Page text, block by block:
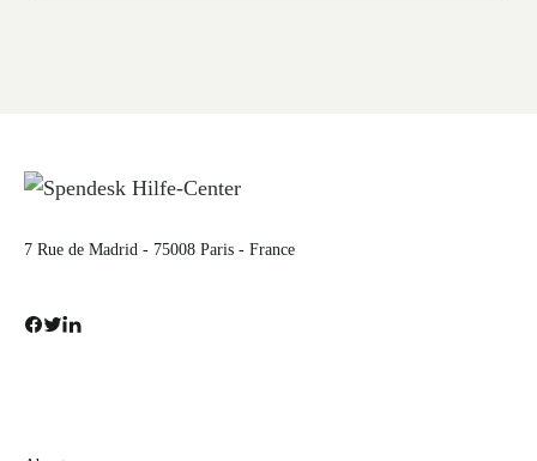
7 Rue de Madrid - 75008 Paris - France